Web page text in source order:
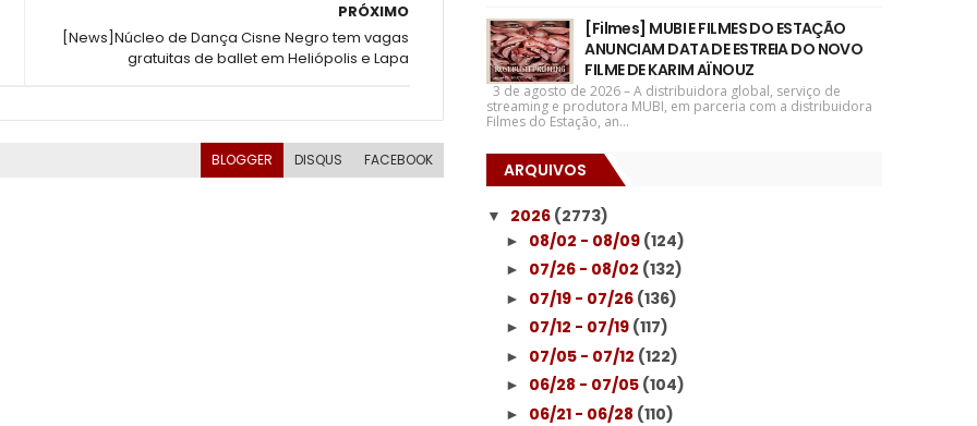
PRÓXIMO
[News]Núcleo de Dança Cisne Negro tem vagas
gratuitas de ballet em Heliópolis e Lapa
BLOGGER DISQUS FACEBOOK
[Filmes] MUBI E FILMES DO ESTAÇÃO
ANUNCIAM DATA DE ESTREIA DO NOVO
FILME DE KARIM AÏNOUZ
3 de agosto de 2026 – A distribuidora global, serviço de
streaming e produtora MUBI, em parceria com a distribuidora
Filmes do Estação, an...
ARQUIVOS
▼ 2026 (2773)
► 08/02 - 08/09 (124)
► 07/26 - 08/02 (132)
► 07/19 - 07/26 (136)
► 07/12 - 07/19 (117)
► 07/05 - 07/12 (122)
► 06/28 - 07/05 (104)
► 06/21 - 06/28 (110)